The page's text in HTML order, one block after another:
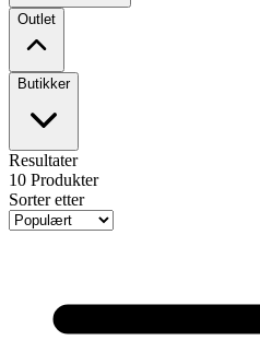
Outlet
Butikker
Resultater
10 Produkter
Sorter etter